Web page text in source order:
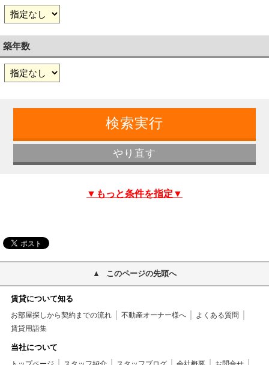
築年数
▼もっと条件を指定▼
このページの先頭へ
賃貸について知る
お部屋探しから契約までの流れ 不動産オーナー様へ
よくある質問
賃貸用語集
当社について